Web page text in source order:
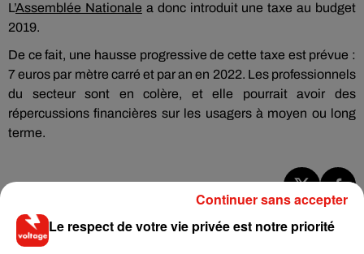
L’Assemblée Nationale a donc introduit une taxe au budget
2019.
De ce fait, une hausse progressive de cette taxe est prévue :
7 euros par mètre carré et par an en 2022. Les professionnels
du secteur sont en colère, et elle pourrait avoir des
répercussions financières sur les usagers à moyen ou long
terme.
Musique
Le respect de votre vie privée est notre priorité
Continuer sans accepter